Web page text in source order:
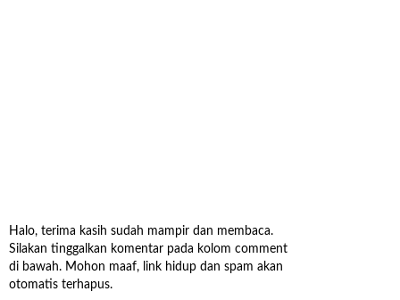
Halo, terima kasih sudah mampir dan membaca.
Silakan tinggalkan komentar pada kolom comment
di bawah. Mohon maaf, link hidup dan spam akan
otomatis terhapus.